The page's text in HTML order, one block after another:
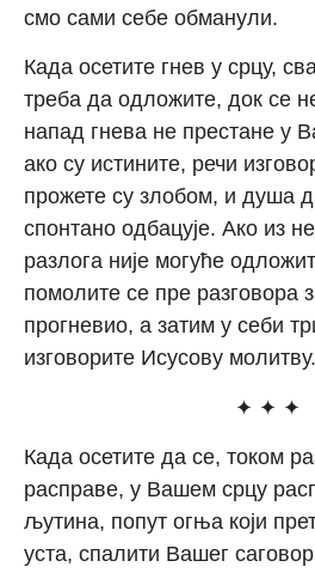
смо сами себе обманули.
Када осетите гнев у срцу,
треба да одложите, док се
напад гнева не престане у
ако су истините, речи
прожете су злобом, и душа
спонтано одбацује. Ако из
разлога није могуће
помолите се пре разговора
прогневио, а затим у себи
изговорите Исусову молитву.
✦ ✦ ✦
Када осетите да се, током
расправе, у Вашем срцу
љутина, попут огња који
уста, спалити Вашег